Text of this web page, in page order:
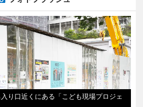
り口近くにある「こども現場プロジェ